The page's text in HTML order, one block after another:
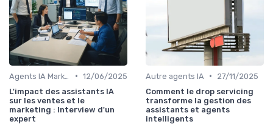
• 12/06/2025
L'impact des assistants IA
sur les ventes et le
marketing : Interview d'un
expert
Autre agents IA •
27/11/2025
Comment le drop servicing
transforme la gestion des
assistants et agents
intelligents